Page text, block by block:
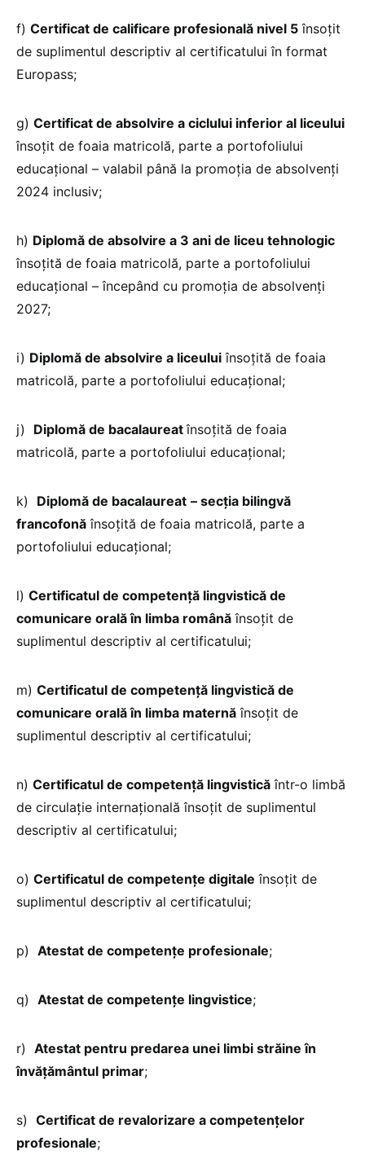
f) Certificat de calificare profesională nivel 5 însoţit
de suplimentul descriptiv al certificatului în format
Europass;
g) Certificat de absolvire a ciclului inferior al liceului
însoţit de foaia matricolă, parte a portofoliului
educaţional – valabil până la promoția de absolvenți
2024 inclusiv;
h) Diplomă de absolvire a 3 ani de liceu tehnologic
însoţită de foaia matricolă, parte a portofoliului
educaţional – începând cu promoția de absolvenți
2027;
i) Diplomă de absolvire a liceului însoţită de foaia
matricolă, parte a portofoliului educaţional;
j) Diplomă de bacalaureatînsoţită de foaia
matricolă, parte a portofoliului educaţional;
k) Diplomă de bacalaureat – secţia bilingvă
francofonă însoţită de foaia matricolă, parte a
portofoliului educaţional;
l) Certificatul de competenţă lingvistică de
comunicare orală în limba română însoţit de
suplimentul descriptiv al certificatului;
m) Certificatul de competenţă lingvistică de
comunicare orală în limba maternă însoţit de
suplimentul descriptiv al certificatului;
n) Certificatul de competenţă lingvistică într-o limbă
de circulaţie internaţională însoţit de suplimentul
descriptiv al certificatului;
o) Certificatul de competenţe digitale însoţit de
suplimentul descriptiv al certificatului;
p) Atestat de competenţe profesionale;
q) Atestat de competenţe lingvistice;
r) Atestat pentru predarea unei limbi străine în
învăţământul primar;
s) Certificat de revalorizare a competenţelor
profesionale;